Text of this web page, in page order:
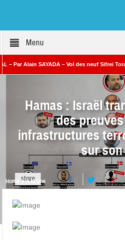
Menu
SAYADA – Vol des neuf Sifrei Torah de
Benjamin Netanyahou à l’Iran : « Si
Hamas : Israël
des
infrastructures
sur
share 0 0 0
Home A la Une